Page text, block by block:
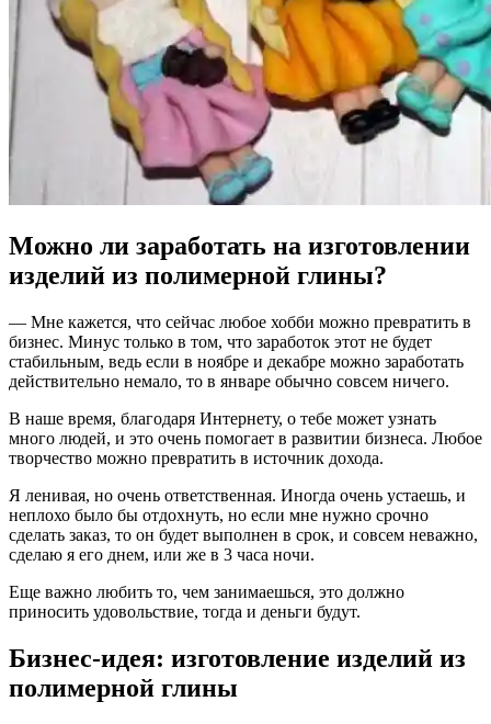
Можно ли заработать на изготовлении
изделий из полимерной глины?
— Мне кажется, что сейчас любое хобби можно превратить в
бизнес. Минус только в том, что заработок этот не будет
стабильным, ведь если в ноябре и декабре можно заработать
действительно немало, то в январе обычно совсем ничего.
В наше время, благодаря Интернету, о тебе может узнать
много людей, и это очень помогает в развитии бизнеса. Любое
творчество можно превратить в источник дохода.
Я ленивая, но очень ответственная. Иногда очень устаешь, и
неплохо было бы отдохнуть, но если мне нужно срочно
сделать заказ, то он будет выполнен в срок, и совсем неважно,
сделаю я его днем, или же в 3 часа ночи.
Еще важно любить то, чем занимаешься, это должно
приносить удовольствие, тогда и деньги будут.
Бизнес-идея: изготовление изделий из
полимерной глины